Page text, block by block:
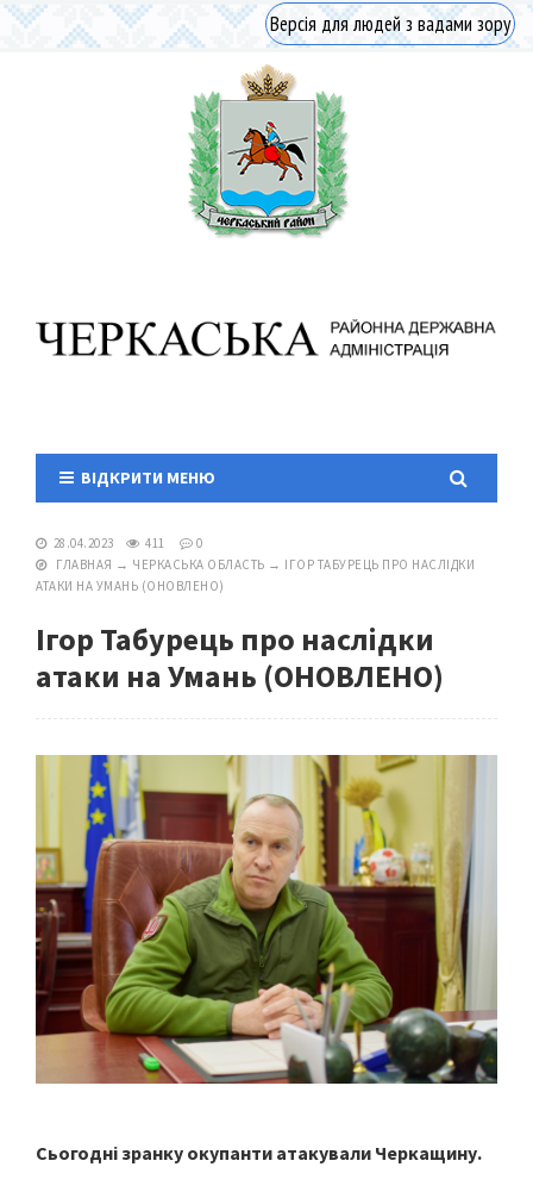
Версія для людей з вадами зору
ВІДКРИТИ МЕНЮ
28.04.2023 411
0
ГЛАВНАЯ → ЧЕРКАСЬКА ОБЛАСТЬ → ІГОР ТАБУРЕЦЬ ПРО НАСЛІДКИ
АТАКИ НА УМАНЬ (ОНОВЛЕНО)
Ігор Табурець про наслідки
атаки на Умань (ОНОВЛЕНО)
Сьогодні зранку окупанти атакували Черкащину.